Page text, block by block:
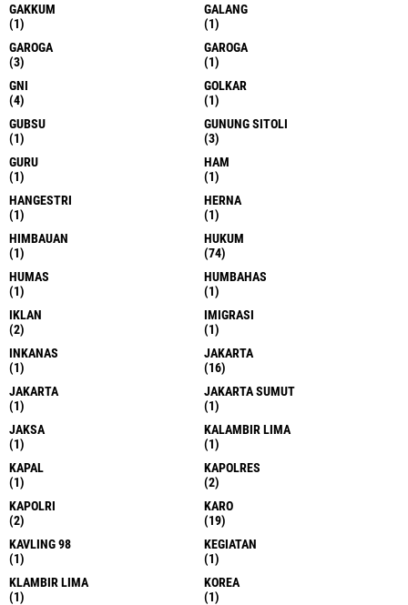
GAKKUM
(1)
GALANG
(1)
GAROGA
(3)
GAROGA
(1)
GNI
(4)
GOLKAR
(1)
GUBSU
(1)
GUNUNG SITOLI
(3)
GURU
(1)
HAM
(1)
HANGESTRI
(1)
HERNA
(1)
HIMBAUAN
(1)
HUKUM
(74)
HUMAS
(1)
HUMBAHAS
(1)
IKLAN
(2)
IMIGRASI
(1)
INKANAS
(1)
JAKARTA
(16)
JAKARTA
(1)
JAKARTA SUMUT
(1)
JAKSA
(1)
KALAMBIR LIMA
(1)
KAPAL
(1)
KAPOLRES
(2)
KAPOLRI
(2)
KARO
(19)
KAVLING 98
(1)
KEGIATAN
(1)
KLAMBIR LIMA
(1)
KOREA
(1)